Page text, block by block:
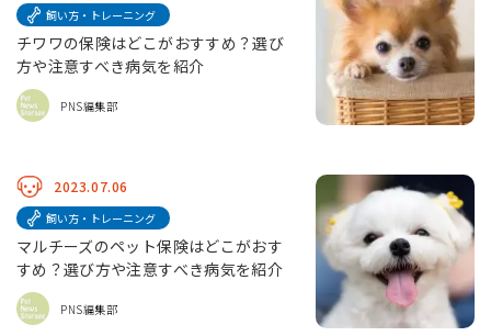
飼い方・トレーニング
チワワの保険はどこがおすすめ？選び
方や注意すべき病気を紹介
PNS編集部
2023.07.06
飼い方・トレーニング
マルチーズのペット保険はどこがおす
すめ？選び方や注意すべき病気を紹介
PNS編集部